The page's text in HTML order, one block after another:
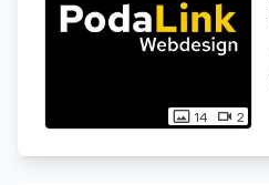
photo_size_select_actual 14 videocam 2